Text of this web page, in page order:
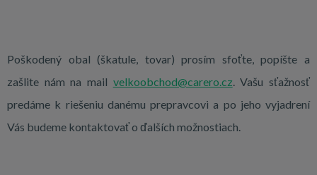
Poškodený obal (škatule, tovar) prosím sfoťte, popíšte a
zašlite nám na mail velkoobchod@carero.cz. Vašu sťažnosť
predáme k riešeniu danému prepravcovi a po jeho vyjadrení
Vás budeme kontaktovať o ďalších možnostiach.